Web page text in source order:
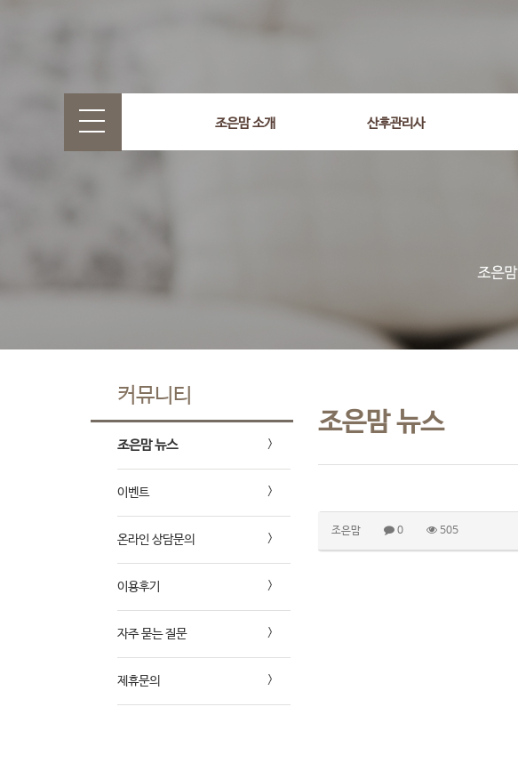
조은맘 소개 산후관리사
커뮤니티
조은맘 뉴스
이벤트
온라인 상담문의
이용후기
자주 묻는 질문
제휴문의
조은맘 뉴스
조은맘 0 505